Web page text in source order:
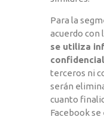
Para la
acuerdo con
se utiliza
confidencial
terceros ni
serán
cuanto
Facebook se